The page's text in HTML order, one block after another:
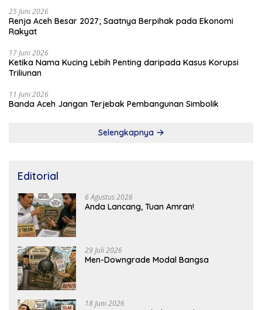
25 Juni 2026
Renja Aceh Besar 2027; Saatnya Berpihak pada Ekonomi
Rakyat
17 Juni 2026
Ketika Nama Kucing Lebih Penting daripada Kasus Korupsi
Triliunan
11 Juni 2026
Banda Aceh Jangan Terjebak Pembangunan Simbolik
Selengkapnya
Editorial
6 Agustus 2026
Anda Lancang, Tuan Amran!
29 Juli 2026
Men-Downgrade Modal Bangsa
18 Juni 2026